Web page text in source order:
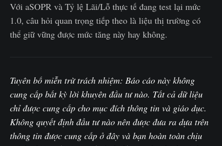
Với aSOPR và Tỷ lệ Lãi/Lỗ thực tế đang test lại mức
1.0, câu hỏi quan trọng tiếp theo là liệu thị trường có
thể giữ vững được mức tăng này hay không.
Tuyên bố miễn trừ trách nhiệm: Báo cáo này không
cung cấp bất kỳ lời khuyên đầu tư nào. Tất cả dữ liệu
chỉ được cung cấp cho mục đích thông tin và giáo dục.
Không quyết định đầu tư nào nên được đưa ra dựa trên
thông tin được cung cấp ở đây và bạn hoàn toàn chịu